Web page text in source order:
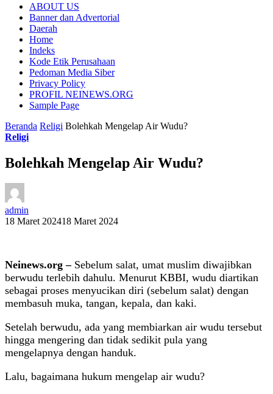
ABOUT US
Banner dan Advertorial
Daerah
Home
Indeks
Kode Etik Perusahaan
Pedoman Media Siber
Privacy Policy
PROFIL NEINEWS.ORG
Sample Page
Beranda Religi Bolehkah Mengelap Air Wudu?
Religi
Bolehkah Mengelap Air Wudu?
admin
18 Maret 202418 Maret 2024
Neinews.org –Sebelum salat, umat muslim diwajibkan
berwudu terlebih dahulu. Menurut KBBI, wudu diartikan
sebagai proses menyucikan diri (sebelum salat) dengan
membasuh muka, tangan, kepala, dan kaki.
Setelah berwudu, ada yang membiarkan air wudu tersebut
hingga mengering dan tidak sedikit pula yang
mengelapnya dengan handuk.
Lalu, bagaimana hukum mengelap air wudu?